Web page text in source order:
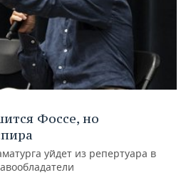
Фоссе, но
уйдет из репертуара в